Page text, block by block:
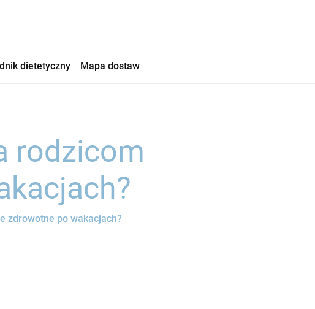
dietetyczny Mapa dostaw
rodzicom
zdrowotne po wakacjach?